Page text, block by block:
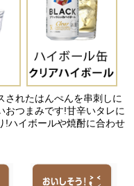
されたはんぺんを串刺しに
おつまみです!甘辛いタレに
!ハイボールや焼酎に合わせ